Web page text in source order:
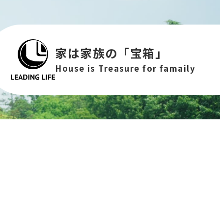
家は家族の「宝箱」
House is Treasure for famaily